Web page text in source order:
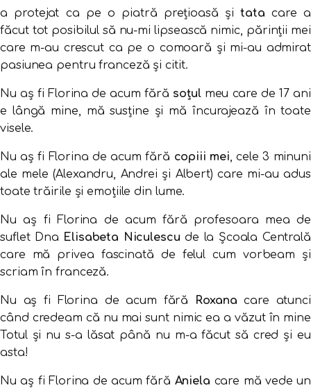
a protejat ca pe o piatră prețioasă șitata care a
făcut tot posibilul să nu-mi lipsească nimic, părinții mei
care m-au crescut ca pe o comoară și mi-au admirat
pasiunea pentru franceză și citit.
Nu aș fi Florina de acum fără soțulmeu care de 17 ani
e lângă mine, mă susține și mă încurajează în toate
visele.
Nu aș fi Florina de acum fără copiii mei, cele 3 minuni
ale mele (Alexandru, Andrei și Albert) care mi-au adus
toate trăirile și emoțiile din lume.
Nu aș fi Florina de acum fără profesoara mea de
suflet Dna Elisabeta Niculescu de la Școala Centrală
care mă privea fascinată de felul cum vorbeam și
scriam în franceză.
Nu aș fi Florina de acum fără Roxanacare atunci
când credeam că nu mai sunt nimic ea a văzut în mine
Totul și nu s-a lăsat până nu m-a făcut să cred și eu
asta!
Nu aș fi Florina de acum fără Aniela care mă vede un